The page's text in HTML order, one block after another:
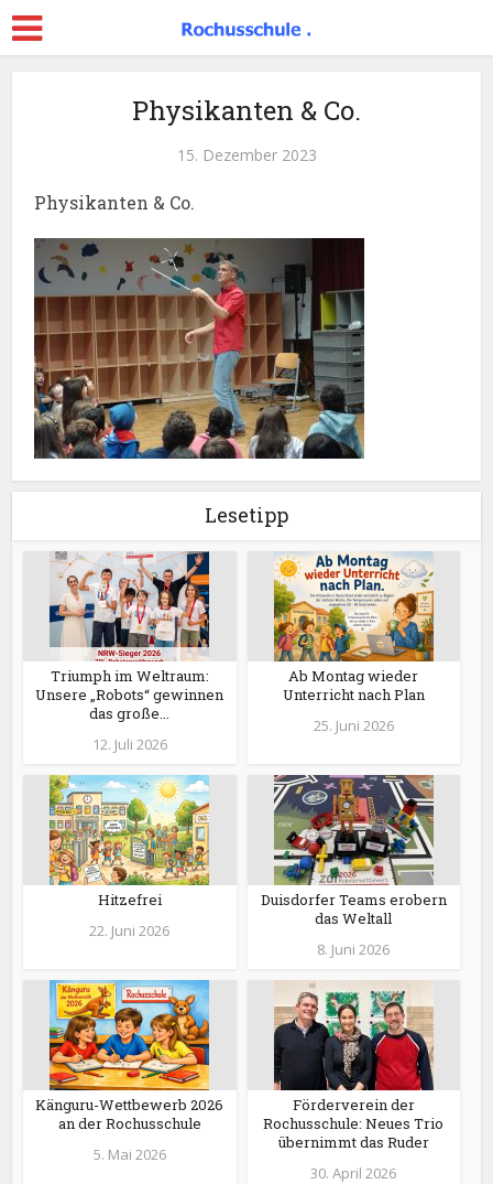
Physikanten & Co.
15. Dezember 2023
Physikanten & Co.
Lesetipp
Triumph im Weltraum:
Unsere „Robots“ gewinnen
das große...
12. Juli 2026
Ab Montag wieder
Unterricht nach Plan
25. Juni 2026
Hitzefrei
22. Juni 2026
Duisdorfer Teams erobern
das Weltall
8. Juni 2026
Känguru-Wettbewerb 2026
an der Rochusschule
5. Mai 2026
Förderverein der
Rochusschule: Neues Trio
übernimmt das Ruder
30. April 2026